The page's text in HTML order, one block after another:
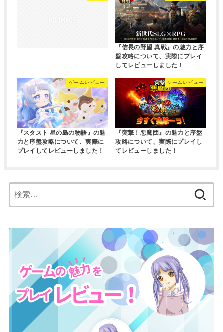
『信長の野望 真戦』の魅力と序
盤攻略について、実際にプレイ
してレビューしました！
ゲームレビュー
『スタスト 星の島の物語』の魅
力と序盤攻略について、実際に
プレイしてレビューしました！
ゲームレビュー
『突撃！悪魔団』の魅力と序盤
攻略について、実際にプレイし
てレビューしました！
索: